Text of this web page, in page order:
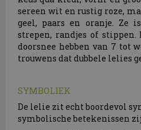
sereen wit en rustig roze,
geel, paars en oranje. Ze
strepen, randjes of stippen.
doorsnee hebben van 7 tot
trouwens dat dubbele lelies
SYMBOLIEK
De lelie zit echt boordevol
symbolische betekenissen